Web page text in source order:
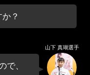
？
で、
山下 真瑚選手